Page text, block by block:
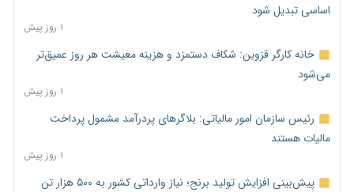
اساسی تبدیل شود
۱ روز پیش
خانه کارگر قزوین: شکاف دستمزد و هزینه معیشت هر روز عمیق‌تر
می‌شود
۱ روز پیش
رئیس سازمان امور مالیاتی: بلاگرهای پردرآمد مشمول پرداخت
مالیات هستند
۱ روز پیش
پیش‌بینی افزایش تولید برنج؛ نیاز وارداتی کشور به ۵۰۰ هزار تن